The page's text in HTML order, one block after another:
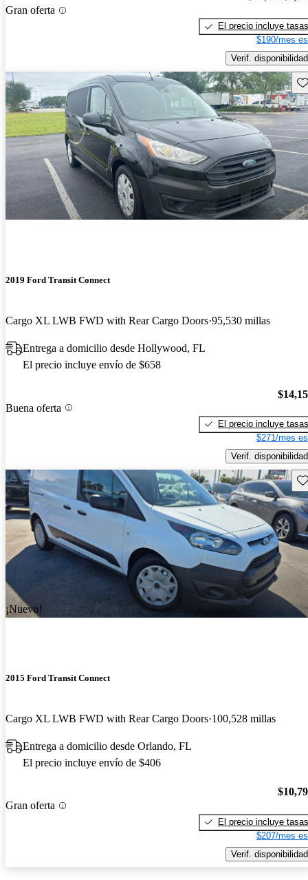
Gran oferta
El precio incluye tasas
$190/mes
Verif. disponibilidad
2019 Ford Transit Connect
Cargo XL LWB FWD with Rear Cargo Doors 95,530 millas
Entrega a domicilio desde Hollywood, FL
El precio incluye envío de $658
Buena oferta
El precio incluye tasas
$271/mes
Verif. disponibilidad
¡Nuevo!
2015 Ford Transit Connect
Cargo XL LWB FWD with Rear Cargo Doors 100,528 millas
Entrega a domicilio desde Orlando, FL
El precio incluye envío de $406
Gran oferta
El precio incluye tasas
$207/mes
Verif. disponibilidad